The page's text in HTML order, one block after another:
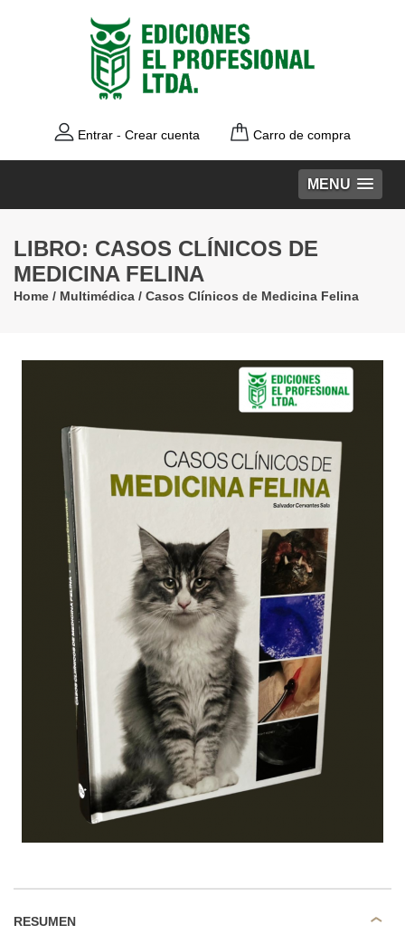
Entrar - Crear cuenta Carro de compra
MENU
LIBRO: CASOS CLÍNICOS DE
MEDICINA FELINA
Home / Multimédica / Casos Clínicos de Medicina Felina
RESUMEN